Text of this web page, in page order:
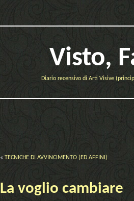
Visto,
Diario recensivo di Arti Visive
« TECNICHE DI AVVINCIMENTO (ED AFFINI)
La voglio cambiare